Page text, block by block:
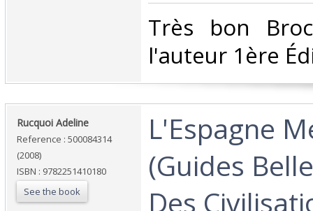
‎Très bon
l'auteur 1ère
‎Rucquoi Adeline‎
Reference : 500084314
(2008)
ISBN : 9782251410180
See the book
‎L'Espagne
(Guides
Des